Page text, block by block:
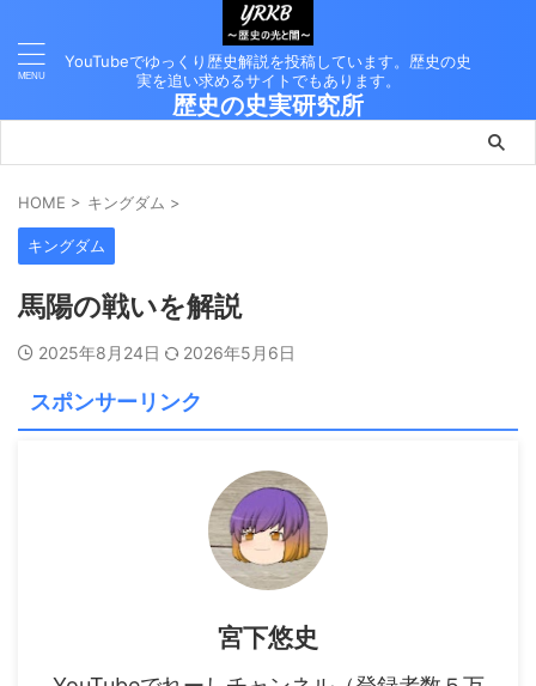
YouTubeでゆっくり歴史解説を投稿しています。歴史の史
実を追い求めるサイトでもあります。
歴史の史実研究所
HOME > キングダム >
キングダム
馬陽の戦いを解説
2025年8月24日 2026年5月6日
スポンサーリンク
宮下悠史